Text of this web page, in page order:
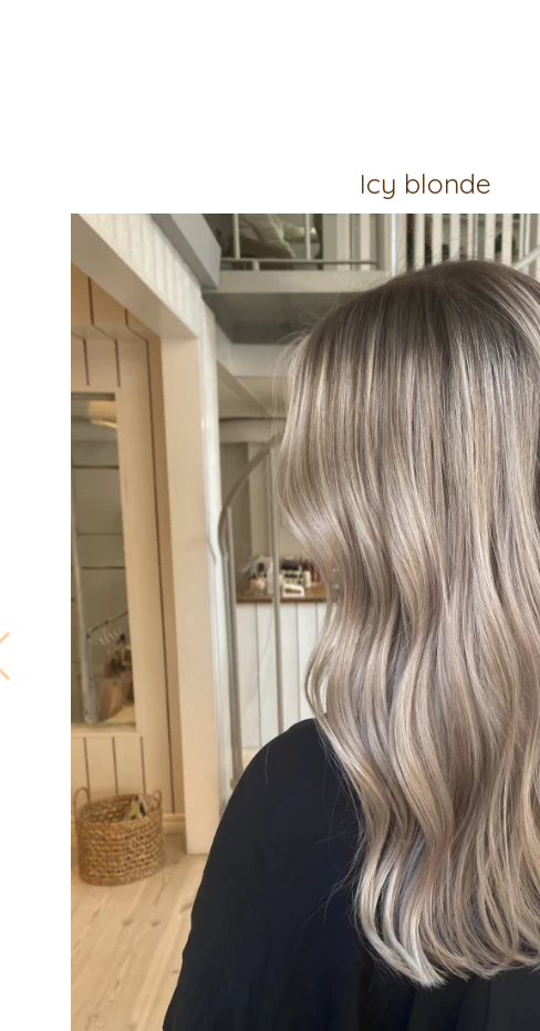
Icy blonde